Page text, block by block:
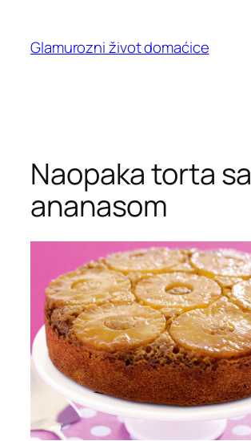
content
Glamurozni život domaćice
Naopaka torta sa
ananasom